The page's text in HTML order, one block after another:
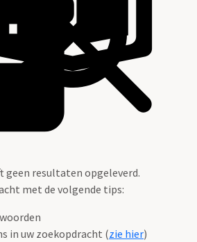
geen resultaten opgeleverd.
met de volgende tips:
in uw zoekopdracht (zie hier)